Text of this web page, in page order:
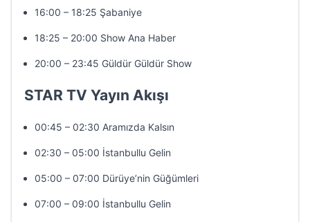
16:00 – 18:25 Şabaniye
18:25 – 20:00 Show Ana Haber
20:00 – 23:45 Güldür Güldür Show
STAR TV Yayın Akışı
00:45 – 02:30 Aramızda Kalsın
02:30 – 05:00 İstanbullu Gelin
05:00 – 07:00 Dürüye’nin Güğümleri
07:00 – 09:00 İstanbullu Gelin